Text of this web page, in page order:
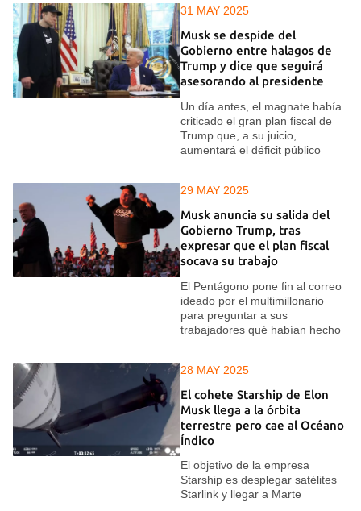
31 MAY 2025
Musk se despide del
Gobierno entre halagos de
Trump y dice que seguirá
asesorando al presidente
Un día antes, el magnate había
criticado el gran plan fiscal de
Trump que, a su juicio,
aumentará el déficit público
29 MAY 2025
Musk anuncia su salida del
Gobierno Trump, tras
expresar que el plan fiscal
socava su trabajo
El Pentágono pone fin al correo
ideado por el multimillonario
para preguntar a sus
trabajadores qué habían hecho
28 MAY 2025
El cohete Starship de Elon
Musk llega a la órbita
terrestre pero cae al Océano
Índico
El objetivo de la empresa
Starship es desplegar satélites
Starlink y llegar a Marte